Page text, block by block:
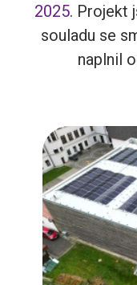
2025. Projekt
souladu se
naplnil